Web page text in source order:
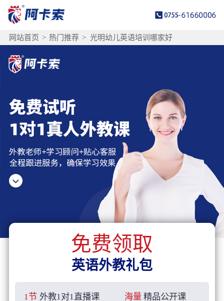
网站首页 > 热门推荐 > 光明幼儿英语培训哪家好
免费领取
英语外教礼包
1节 外教1对1直播课 海量 精品公开课